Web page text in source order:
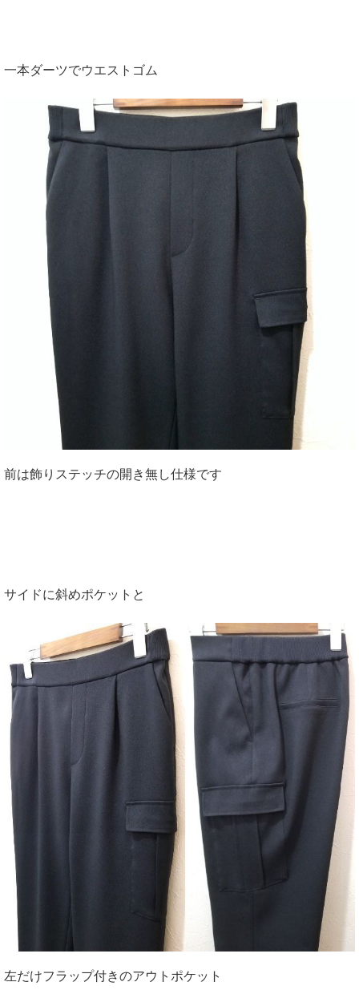
一本ダーツでウエストゴム
前は飾りステッチの開き無し仕様です
サイドに斜めポケットと
左だけフラップ付きのアウトポケット